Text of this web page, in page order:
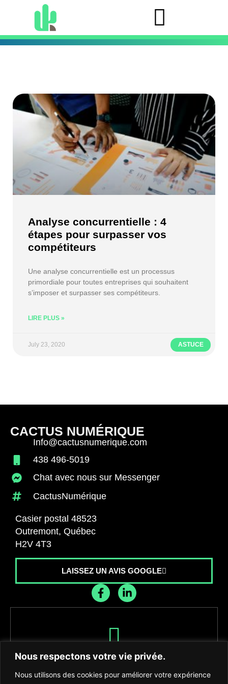
Nous respectons votre vie privée.
Nous utilisons des cookies pour améliorer votre expérience
ASTUCE
Analyse concurrentielle : 4
étapes pour surpasser vos
compétiteurs
Une analyse concurrentielle est un processus
primordiale pour toutes entreprises qui souhaitent
s’imposer et surpasser ses compétiteurs.
LIRE PLUS »
July 23, 2020
CACTUS NUMÉRIQUE
Info@cactusnumerique.com
438 496-5019
Chat avec nous sur Messenger
CactusNumérique
Casier postal 48523
Outremont, Québec
H2V 4T3
LAISSEZ UN AVIS GOOGLE
Recevez les dernières nouvelles de